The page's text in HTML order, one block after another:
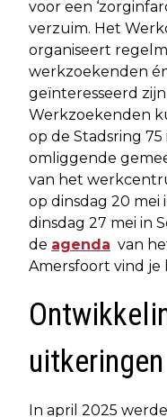
voor een
verzuim. Het
organiseert
werkzoekenden
geïnteresseerd
Werkzoekenden
op de Stadsring
omliggende
van het
op dinsdag 20 mei
dinsdag 27 mei in
de agenda van
Amersfoort vind je
uitkeringen
In april 2025